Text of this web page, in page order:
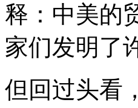
释：中美的
家们发明了
但回过头看